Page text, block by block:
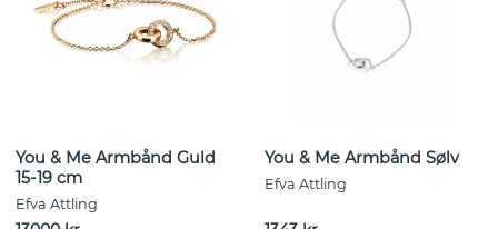
You & Me Armbånd Guld
15-19 cm
Efva Attling
You & Me Armbånd Sølv
Efva Attling